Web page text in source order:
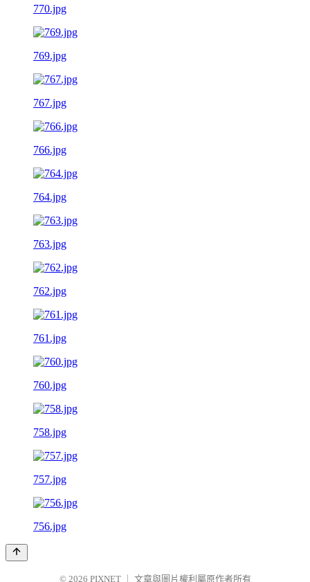
770.jpg
769.jpg
767.jpg
766.jpg
764.jpg
763.jpg
762.jpg
761.jpg
760.jpg
758.jpg
757.jpg
756.jpg
© 2026 PIXNET 文章與圖片權利屬原作者所有